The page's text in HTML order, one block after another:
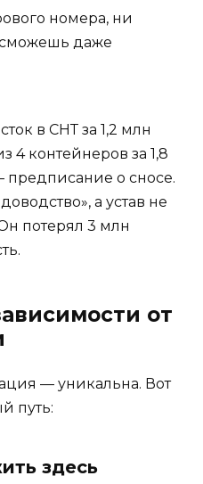
номера, ни
даже
в СНТ за 1,2 млн
4 контейнеров за 1,8
о сносе.
а устав не
потерял 3 млн
от
— уникальна. Вот
путь:
здесь